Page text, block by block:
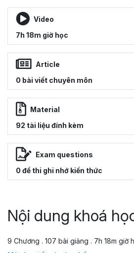
Video
7h 18m giờ học
Article
0 bài viết chuyên môn
Material
92 tài liệu đính kèm
Exam questions
0 đề thi ghi nhớ kiến thức
Nội dung khoá
9 Chương . 107 bài giảng . 7h 18m giờ